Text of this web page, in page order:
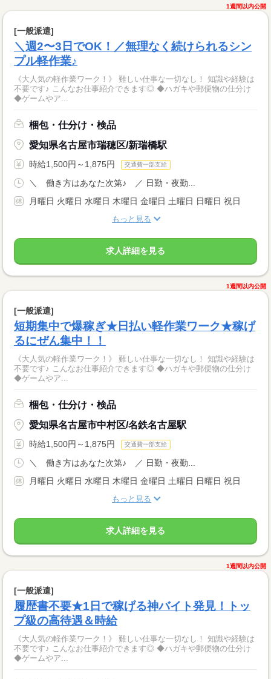
1週間以内公開
[一般派遣]
＼週2〜3日でOK！／無理なく続けられるシン
プル軽作業♪
《大人気の軽作業ワーク！》 難しい仕事な一切なし！ 知識や経験は
不要です♪ こんなお仕事紹介できます◎ ◆ハガキや郵便物の仕分け
◆ゲームやア...
梱包・仕分け・検品
愛知県名古屋市瑞穂区/新瑞橋駅
時給1,500円～1,875円 交通費一部支給
＼ 働き方はあなた次第♪ ／ 日勤・夜勤...
月曜日 火曜日 水曜日 木曜日 金曜日 土曜日 日曜日 祝日
もっと見る
求人詳細を見る
1週間以内公開
[一般派遣]
短期集中で爆稼ぎ★日払い軽作業ワーク★稼げ
るにぜん集中！！
《大人気の軽作業ワーク！》 難しい仕事な一切なし！ 知識や経験は
不要です♪ こんなお仕事紹介できます◎ ◆ハガキや郵便物の仕分け
◆ゲームやア...
梱包・仕分け・検品
愛知県名古屋市中村区/名鉄名古屋駅
時給1,500円～1,875円 交通費一部支給
＼ 働き方はあなた次第♪ ／ 日勤・夜勤...
月曜日 火曜日 水曜日 木曜日 金曜日 土曜日 日曜日 祝日
もっと見る
求人詳細を見る
1週間以内公開
[一般派遣]
履歴書不要★1日で稼げる神バイト発見！トッ
プ級の高待遇＆時給
《大人気の軽作業ワーク！》 難しい仕事な一切なし！ 知識や経験は
不要です♪ こんなお仕事紹介できます◎ ◆ハガキや郵便物の仕分け
◆ゲームやア...